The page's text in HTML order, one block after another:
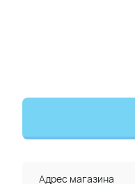
Адрес магазина